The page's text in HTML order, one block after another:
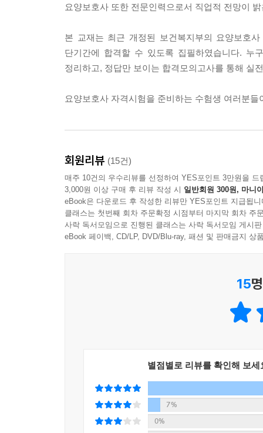
요양보호사 또한 전문인력으로서 직업적 전망이
본 교재는 최근 개정된 보건복지부의 요양보호
단기간에 합격할 수 있도록 집필하였습니다.
정리하고, 정답만 보이는 합격모의고사를 통해 실
요양보호사 자격시험을 준비하는 수험생 여러분
회원리뷰 (15건)
매주 10건의 우수리뷰를 선정하여 YES포인트 3만원을 드
3,000원 이상 구매 후 리뷰 작성 시 일반회원 300원, 마니
eBook은 다운로드 후 작성한 리뷰만 YES포인트 지급됩니
클래스는 첫번째 회차 주문확정 시점부터 마지막 회차 주
사락 독서모임으로 진행된 클래스는 사락 독서모임 게시
eBook 페이백, CD/LP, DVD/Blu-ray, 패션 및 판매금지 상
15
별점별로 리뷰를 확인해 보세
7%
0%